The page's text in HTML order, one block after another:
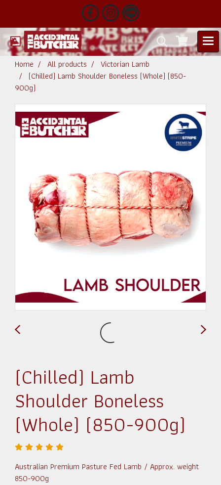
Home All products
Victorian Lamb
(Chilled) Lamb Shoulder Boneless (Whole) (850-
900g)
(Chilled) Lamb
Shoulder Boneless
(Whole) (850-900g)
Australian Premium Pasture Fed Lamb / Approx. weight
850-900g